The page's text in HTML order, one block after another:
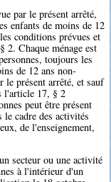
par le présent arrêté,
enfants de moins de 12
conditions prévues et
2. Chaque ménage est
toujours les
de 12 ans non-
présent arrêté, et sauf
l'article 17, § 2
peut être présent
le cadre des activités
de l'enseignement,
secteur ou une activité
à l'intérieur d'un